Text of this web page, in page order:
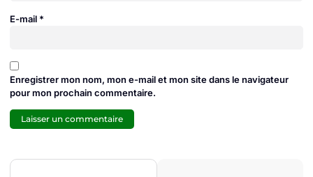
E-mail *
Enregistrer mon nom, mon e-mail et mon site dans le navigateur
pour mon prochain commentaire.